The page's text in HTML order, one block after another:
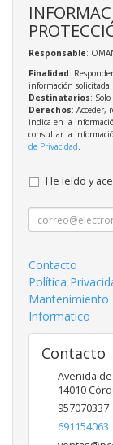
Responsable:
Finalidad:
información solicitada;
Destinatarios:
Derechos: Acceder,
indica en la
consultar la
de Privacidad.
He leído y
Contacto
Política
Mantenimiento
Informatico
Contacto
Avenida
14010
957070337
691154063